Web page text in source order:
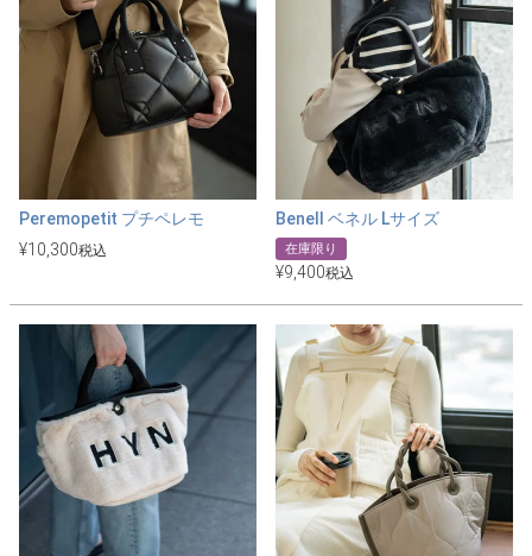
Peremopetit プチペレモ
¥10,300税込
Benell ベネル Lサイズ
在庫限り
¥9,400税込